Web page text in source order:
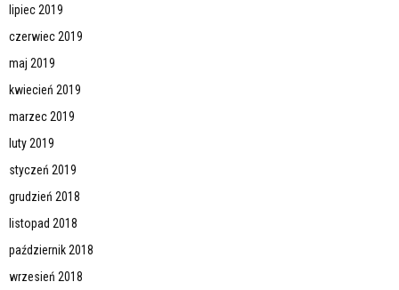
lipiec 2019
czerwiec 2019
maj 2019
kwiecień 2019
marzec 2019
luty 2019
styczeń 2019
grudzień 2018
listopad 2018
październik 2018
wrzesień 2018